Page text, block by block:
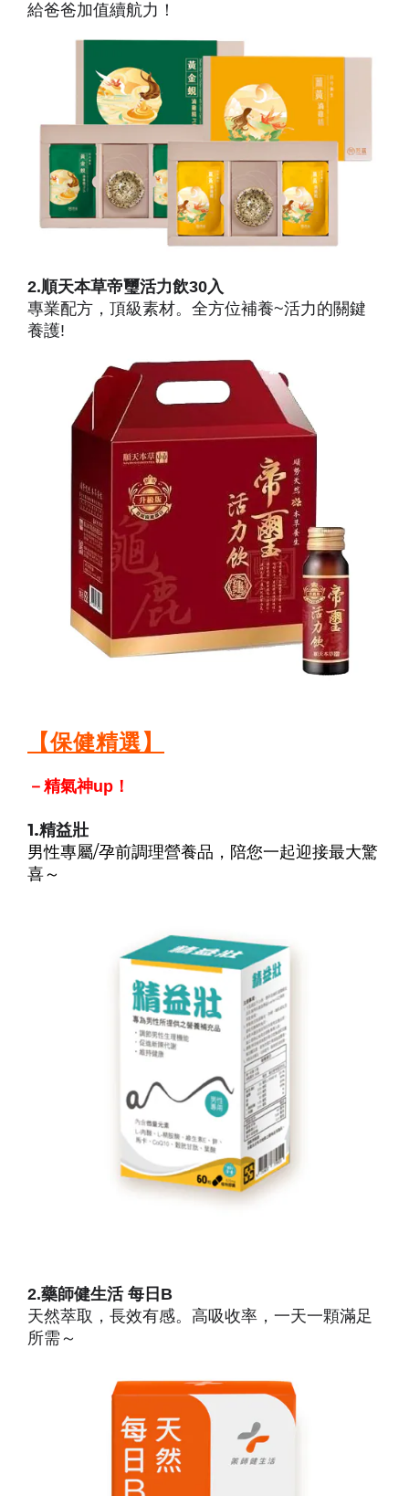
給爸爸加值續航力！
2.順天本草帝璽活力飲30入
專業配方 ， 頂級素材。 全方位補養~活力的關鍵
養護!
【保健精選】
－精氣神up！
1.精益壯
男性專屬/孕前調理營養品，陪您一起迎接最大驚
喜～
2.藥師健生活 每日B
天然萃取，長效有感。高吸收率，一天一顆滿足
所需～